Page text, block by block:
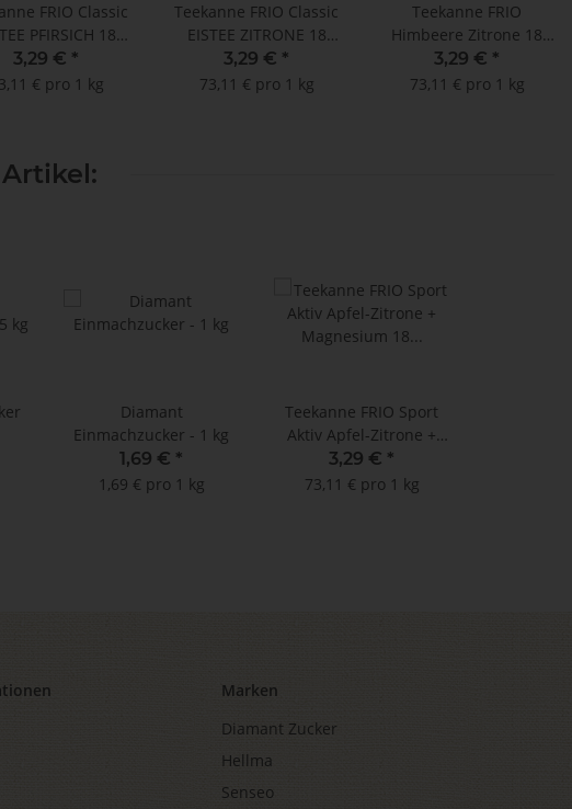
FRIO Classic
PFIRSICH 18
Beutel
3,29 € *
€ pro 1 kg
Teekanne FRIO Classic
EISTEE ZITRONE 18
Stück
3,29 € *
73,11 € pro 1 kg
Teekanne FRIO
Himbeere Zitrone 18
Stück
3,29 € *
73,11 € pro 1 kg
Diamant
Einmachzucker - 1 kg
1,69 € *
1,69 € pro 1 kg
Teekanne FRIO Sport
Aktiv Apfel-Zitrone +
Magnesium 18 Beutel
3,29 € *
73,11 € pro 1 kg
Marken
Diamant Zucker
Hellma
Senseo